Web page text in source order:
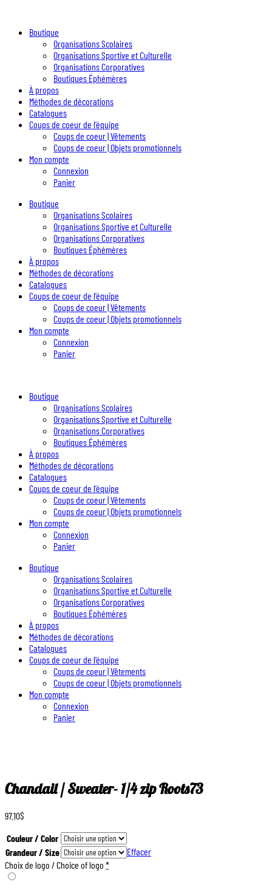
Boutique
Organisations Scolaires
Organisations Sportive et Culturelle
Organisations Corporatives
Boutiques Éphémères
À propos
Méthodes de décorations
Catalogues
Coups de coeur de l’équipe
Coups de coeur | Vêtements
Coups de coeur | Objets promotionnels
Mon compte
Connexion
Panier
Boutique
Organisations Scolaires
Organisations Sportive et Culturelle
Organisations Corporatives
Boutiques Éphémères
À propos
Méthodes de décorations
Catalogues
Coups de coeur de l’équipe
Coups de coeur | Vêtements
Coups de coeur | Objets promotionnels
Mon compte
Connexion
Panier
Boutique
Organisations Scolaires
Organisations Sportive et Culturelle
Organisations Corporatives
Boutiques Éphémères
À propos
Méthodes de décorations
Catalogues
Coups de coeur de l’équipe
Coups de coeur | Vêtements
Coups de coeur | Objets promotionnels
Mon compte
Connexion
Panier
Boutique
Organisations Scolaires
Organisations Sportive et Culturelle
Organisations Corporatives
Boutiques Éphémères
À propos
Méthodes de décorations
Catalogues
Coups de coeur de l’équipe
Coups de coeur | Vêtements
Coups de coeur | Objets promotionnels
Mon compte
Connexion
Panier
Chandail / Sweater- 1/4 zip Roots73
97.10$
Couleur / Color
Grandeur / Size
Effacer
Choix de logo / Choice of logo *